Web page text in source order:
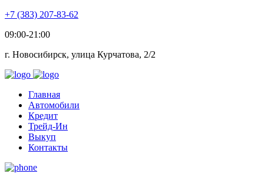
+7 (383) 207-83-62
09:00-21:00
г. Новосибирск, улица Курчатова, 2/2
Главная
Автомобили
Кредит
Трейд-Ин
Выкуп
Контакты